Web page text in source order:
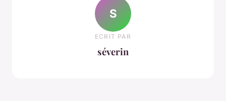
S
ECRIT PAR
séverin